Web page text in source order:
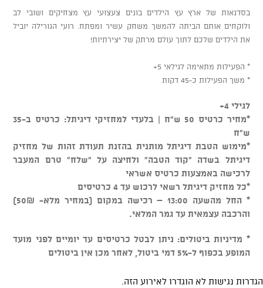
בסדנאות של ארץ עץ הילדים בונים צעצועי עץ מצחיקים ושובי לב
ולוקחים אותם הביתה להמשך משחק עשיר ומפתח. רועי הגורילה יוביל
את הילדים שלכם לתוך עולם מרתק של יצירתיות!
* הפעילות מתאימה לגילאי 5+
* משך הפעילות כ-45 דקות
לגילי 4+
*מחיר כרטיס 50 ש"ח | בלעדי למחזיקי דיגיתל: כרטיס ב-35
ש"ח
*מימוש הטבת דיגיתל מותנית בהזנת תעודת זהות של מחזיק
דיגיתל בשדה "קוד הטבה" ולחיצה על "שלח" טרם המעבר
לרכישה באמצעות כרטיס אשראי
*כל מחזיק דיגיתל רשאי לרכוש עד 4 כרטיסים
* החל מהשעה 13:00 – רכישה במקום (במחיר מלא- 50₪)
והרכבה עצמאית עד גמר המלאי.
* מדיניות ביטולים: ניתן לבטל כרטיסים עד יומיים לפני מועד
המופע בכפוף ל-5% דמי ביטול, לאחר מכן אין ביטולים
הגדרות נגישות לא הוגדרו לאירוע הזה.